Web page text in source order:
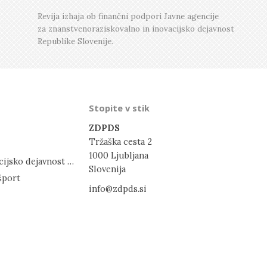
Številka 3, Junij
Številka 2, April
Številka 1, Februar
Revija izhaja ob finančni podpori Javne agencije
za znanstvenoraziskovalno in inovacijsko dejavnost
Republike Slovenije.
Javna agencija za znanstvenoraziskovalno in inovacijsko dejavnost RS
Stopite v stik
ZDPDS
Tržaška cesta 2
1000 Ljubljana
Slovenija
info@zdpds.si